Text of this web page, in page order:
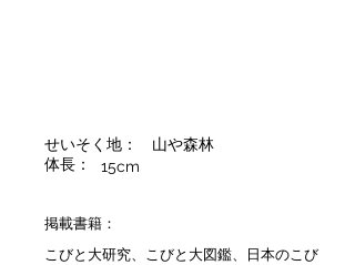
せいそく地：
山や森林
体長：
15cm
掲載書籍：
こびと大研究、こびと大図鑑、日本のこび